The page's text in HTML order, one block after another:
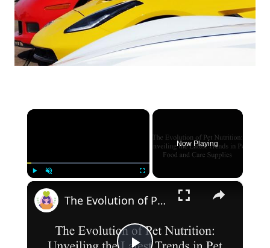
×
Now Playing
×
The Evolution of Pet Nutrition: Unveiling the Latest Trends in Pet Food and Care Supplies